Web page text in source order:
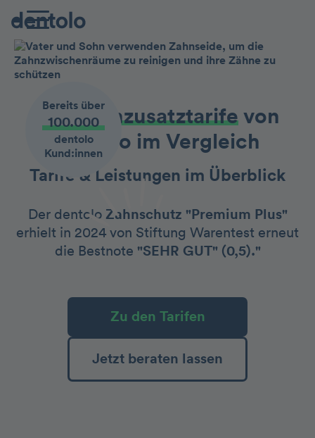
Die Zahnzusatztarifevon
dentolo im Vergleich
Tarife & Leistungen im Überblick
Der dentolo Zahnschutz "Premium Plus"
erhielt in 2024 von Stiftung Warentest erneut
die Bestnote "SEHR GUT" (0,5)."
Bereits über
100.000
dentolo
Kund:innen
Zu den Tarifen
Jetzt beraten lassen